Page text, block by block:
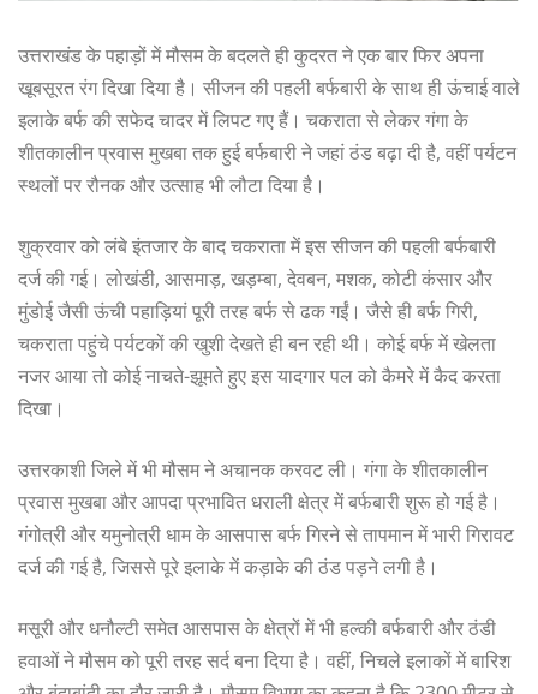
उत्तराखंड के पहाड़ों में मौसम के बदलते ही कुदरत ने एक बार फिर अपना
खूबसूरत रंग दिखा दिया है। सीजन की पहली बर्फबारी के साथ ही ऊंचाई वाले
इलाके बर्फ की सफेद चादर में लिपट गए हैं। चकराता से लेकर गंगा के
शीतकालीन प्रवास मुखबा तक हुई बर्फबारी ने जहां ठंड बढ़ा दी है, वहीं पर्यटन
स्थलों पर रौनक और उत्साह भी लौटा दिया है।
शुक्रवार को लंबे इंतजार के बाद चकराता में इस सीजन की पहली बर्फबारी
दर्ज की गई। लोखंडी, आसमाड़, खड़म्बा, देवबन, मशक, कोटी कंसार और
मुंडोई जैसी ऊंची पहाड़ियां पूरी तरह बर्फ से ढक गईं। जैसे ही बर्फ गिरी,
चकराता पहुंचे पर्यटकों की खुशी देखते ही बन रही थी। कोई बर्फ में खेलता
नजर आया तो कोई नाचते-झूमते हुए इस यादगार पल को कैमरे में कैद करता
दिखा।
उत्तरकाशी जिले में भी मौसम ने अचानक करवट ली। गंगा के शीतकालीन
प्रवास मुखबा और आपदा प्रभावित धराली क्षेत्र में बर्फबारी शुरू हो गई है।
गंगोत्री और यमुनोत्री धाम के आसपास बर्फ गिरने से तापमान में भारी गिरावट
दर्ज की गई है, जिससे पूरे इलाके में कड़ाके की ठंड पड़ने लगी है।
मसूरी और धनौल्टी समेत आसपास के क्षेत्रों में भी हल्की बर्फबारी और ठंडी
हवाओं ने मौसम को पूरी तरह सर्द बना दिया है। वहीं, निचले इलाकों में बारिश